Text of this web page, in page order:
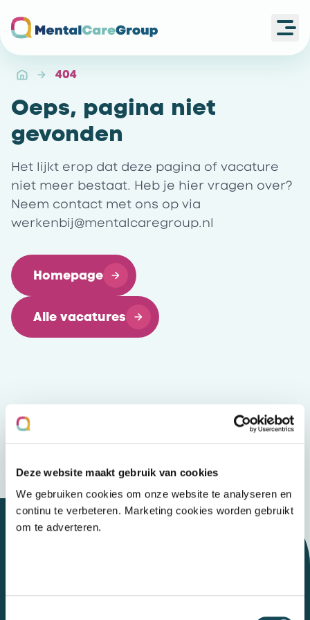
Deze website maakt gebruik van cookies
We gebruiken cookies om onze website te analyseren en
continu te verbeteren. Marketing cookies worden gebruikt
om te adverteren.
404
Oeps, pagina niet
gevonden
Het lijkt erop dat deze pagina of vacature
niet meer bestaat. Heb je hier vragen over?
Neem contact met ons op via
werkenbij@mentalcaregroup.nl
Homepage
Alle vacatures